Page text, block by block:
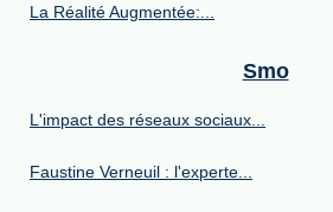
La Réalité Augmentée:...
Smo
L'impact des réseaux sociaux...
Faustine Verneuil : l'experte...